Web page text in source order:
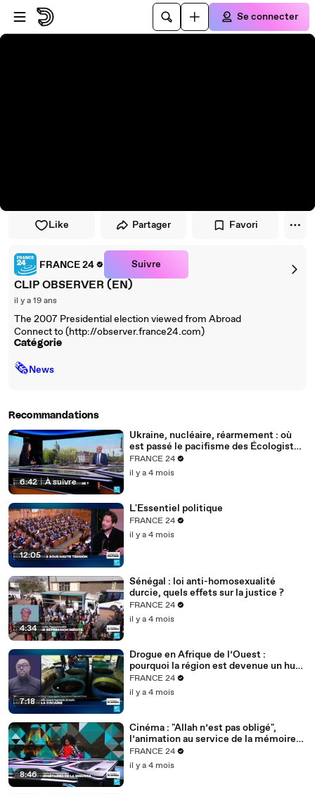
Passer au player
Passer au contenu principal
Se connecter
Like Partager Favori
FRANCE 24 Suivre
CLIP OBSERVER (EN)
il y a 19 ans
The 2007 Presidential election viewed from Abroad
Connect to (http://observer.france24.com)
Catégorie
🗞News
Recommandations
6:42 | À suivre
Ukraine, nucléaire, réarmement : où
est passé le pacifisme des Écologistes
?
FRANCE 24
il y a 4 mois
12:05
L'Essentiel politique
FRANCE 24
il y a 4 mois
4:34
Sénégal : loi anti-homosexualité
durcie, quels effets sur la justice ?
FRANCE 24
il y a 4 mois
7:18
Drogue en Afrique de l’Ouest :
pourquoi la région est devenue un hub
mondial
FRANCE 24
il y a 4 mois
8:46
Cinéma : "Allah n’est pas obligé",
l’animation au service de la mémoire
des enfants-soldats
FRANCE 24
il y a 4 mois